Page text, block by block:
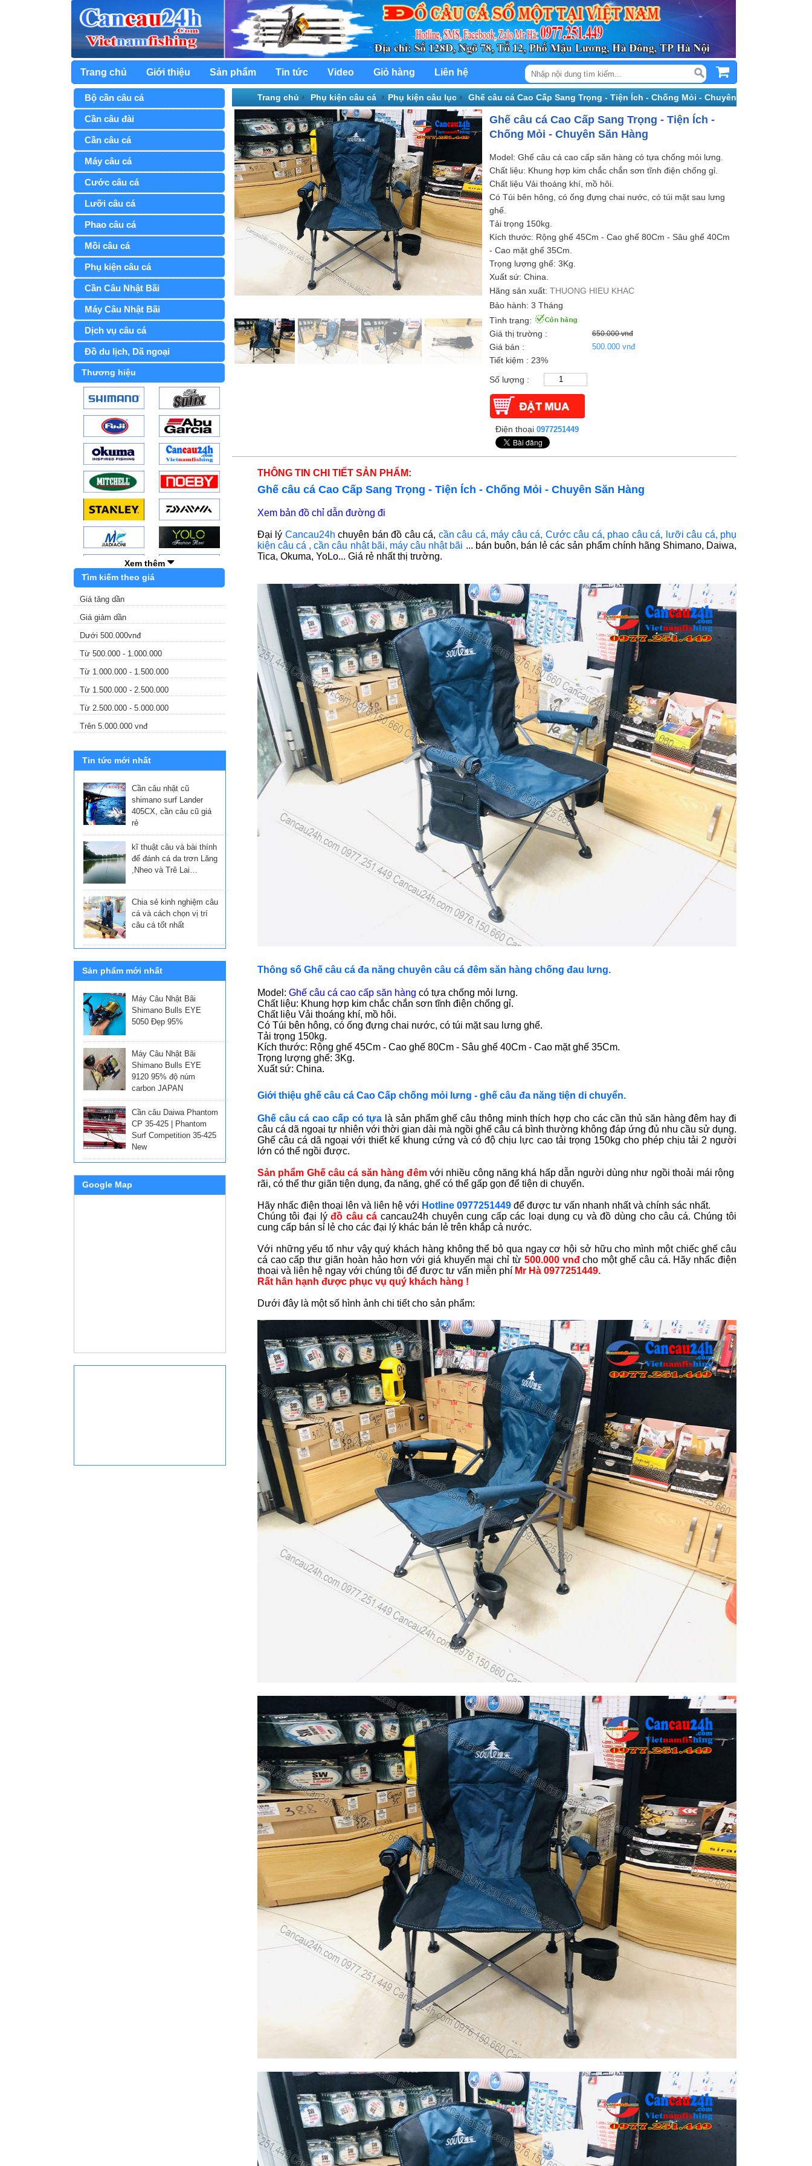
Trang chủ Giới thiệu Sản phẩm Tin tức Video Giỏ hàng Liên hệ
Bộ cần câu cá
Cần câu đài
Cần câu cá
Máy câu cá
Cước câu cá
Lưỡi câu cá
Phao câu cá
Mồi câu cá
Phụ kiện câu cá
Cần Câu Nhật Bãi
Máy Câu Nhật Bãi
Dịch vụ câu cá
Đồ du lịch, Dã ngoại
Thương hiệu
Xem thêm
Tìm kiếm theo giá
Giá tăng dần
Giá giảm dần
Dưới 500.000vnđ
Từ 500.000 - 1.000.000
Từ 1.000.000 - 1.500.000
Từ 1.500.000 - 2.500.000
Từ 2.500.000 - 5.000.000
Trên 5.000.000 vnđ
Tin tức mới nhất
Cần câu nhật cũ
shimano surf Lander
405CX, cần câu cũ giá
rẻ
kĩ thuật câu và bài thính
để đánh cá da trơn Lăng
,Nheo và Trê Lai…
Chia sẻ kinh nghiệm câu
cá và cách chọn vị trí
câu cá tốt nhất
Sản phẩm mới nhất
Máy Câu Nhật Bãi
Shimano Bulls EYE
5050 Đẹp 95%
Máy Câu Nhật Bãi
Shimano Bulls EYE
9120 95% độ núm
carbon JAPAN
Cần câu Daiwa Phantom
CP 35-425 | Phantom
Surf Competition 35-425
New
Google Map
Trang chủ Phụ kiện câu cá Phụ kiện câu lục
Ghế câu cá Cao Cấp Sang Trọng - Tiện Ích - Chống Mỏi - Chuyên
Săn Hàng
Ghế câu cá Cao Cấp Sang Trọng - Tiện Ích -
Chống Mỏi - Chuyên Săn Hàng
Model: Ghế câu cá cao cấp săn hàng có tựa chống mỏi lưng.
Chất liệu: Khung hợp kim chắc chắn sơn tĩnh điện chống gỉ.
Chất liệu Vải thoáng khí, mồ hôi.
Có Túi bên hông, có ống đựng chai nước, có túi mặt sau lưng
ghế.
Tải trọng 150kg.
Kích thước: Rộng ghế 45Cm - Cao ghế 80Cm - Sâu ghế 40Cm
- Cao mặt ghế 35Cm.
Trọng lượng ghế: 3Kg.
Xuất sứ: China.
Hãng sản xuất: THUONG HIEU KHAC
Bảo hành: 3 Tháng
Tình trạng:
Giá thị trường :
650.000 vnđ
Giá bán : 500.000 vnđ
Tiết kiệm : 23%
Số lượng :
Điện thoại 0977251449
THÔNG TIN CHI TIẾT SẢN PHẨM:
Ghế câu cá Cao Cấp Sang Trọng - Tiện Ích - Chống Mỏi - Chuyên Săn Hàng
Xem bản đồ chỉ dẫn đường đi
Đại lý Cancau24h chuyên bán đồ câu cá, cần câu cá, máy câu cá, Cước câu cá, phao câu cá, lưỡi câu cá, phụ
kiện câu cá ,cần câu nhật bãi, máy câu nhật bãi ... bán buôn, bán lẻ các sản phẩm chính hãng Shimano, Daiwa,
Tica, Okuma, YoLo... Giá rẻ nhất thị trường.
Thông số Ghế câu cá đa năng chuyên câu cá đêm săn hàng chống đau lưng.
Model: Ghế câu cá cao cấp săn hàng có tựa chống mỏi lưng.
Chất liệu: Khung hợp kim chắc chắn sơn tĩnh điện chống gỉ.
Chất liệu Vải thoáng khí, mồ hôi.
Có Túi bên hông, có ống đựng chai nước, có túi mặt sau lưng ghế.
Tải trọng 150kg.
Kích thước: Rộng ghế 45Cm - Cao ghế 80Cm - Sâu ghế 40Cm - Cao mặt ghế 35Cm.
Trọng lượng ghế: 3Kg.
Xuất sứ: China.
Giới thiệu ghế câu cá Cao Cấp chống mỏi lưng - ghế câu đa năng tiện di chuyển.
Ghế câu cá cao cấp có tựa là sản phẩm ghế câu thông minh thích hợp cho các cần thủ săn hàng đêm hay đi
câu cá dã ngoại tự nhiên với thời gian dài mà ngồi ghế câu cá bình thường không đáp ứng đủ nhu cầu sử dụng.
Ghế câu cá dã ngoại với thiết kế khung cứng và có độ chịu lực cao tải trọng 150kg cho phép chịu tải 2 người
lớn có thể ngồi được.
Sản phẩm Ghế câu cá săn hàng đêmvới nhiều công năng khá hấp dẫn người dùng như ngồi thoải mái rộng
rãi, có thể thư giãn tiện dụng, đa năng, ghế có thể gấp gọn để tiện di chuyển.
Hãy nhấc điện thoại lên và liên hệ với Hotline 0977251449để được tư vấn nhanh nhất và chính sác nhất.
Chúng tôi đại lýđồ câu cá cancau24h chuyên cung cấp các loại dụng cụ và đồ dùng cho câu cá. Chúng tôi
cung cấp bán sỉ lẻ cho các đại lý khác bán lẻ trên khắp cả nước.
Với những yếu tố như vậy quý khách hàng không thể bỏ qua ngay cơ hội sở hữu cho mình một chiếc ghế câu
cá cao cấp thư giãn hoàn hảo hơn với giá khuyến mại chỉ từ 500.000 vnđcho một ghế câu cá. Hãy nhấc điện
thoại và liên hệ ngay với chúng tôi để được tư vấn miễn phí Mr Hà 0977251449.
Rất hân hạnh được phục vụ quý khách hàng !
Dưới đây là một số hình ảnh chi tiết cho sản phẩm: